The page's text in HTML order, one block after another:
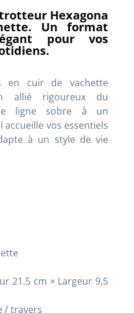
Hexagona
Un format
pour vos
en cuir de vachette
allié rigoureux du
ligne sobre à un
vos essentiels
à un style de vie
21.5 cm × Largeur 9,5
/ travers